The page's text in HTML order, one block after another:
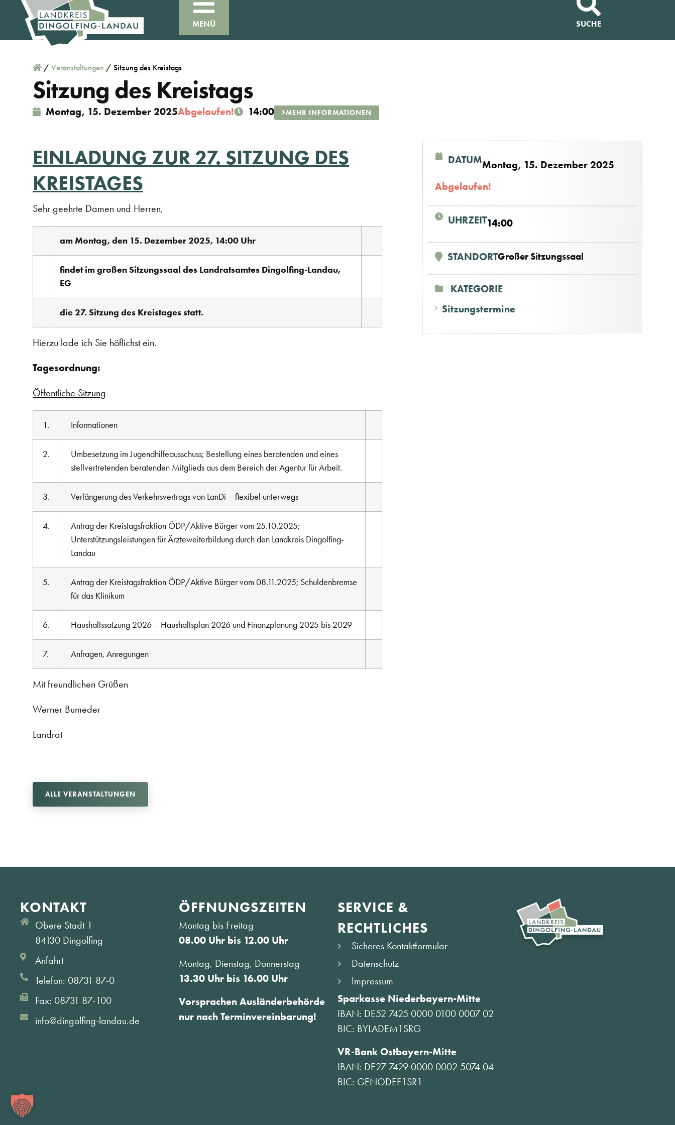
MENÜ SUCHE
/ Veranstaltungen / Sitzung des Kreistags
Sitzung des Kreistags
Montag, 15. Dezember 2025Abgelaufen! 14:00 MEHR INFORMATIONEN
EINLADUNG ZUR 27. SITZUNG DES
KREISTAGES
Sehr geehrte Damen und Herren,
am Montag, den 15. Dezember 2025, 14:00 Uhr
findet im großen Sitzungssaal des Landratsamtes Dingolfing-Landau,
EG
die 27. Sitzung des Kreistages statt.
Hierzu lade ich Sie höflichst ein.
Tagesordnung:
Öffentliche Sitzung
1. Informationen
2.
Umbesetzung im Jugendhilfeausschuss; Bestellung eines beratenden und eines
stellvertretenden beratenden Mitglieds aus dem Bereich der Agentur für Arbeit.
3. Verlängerung des Verkehrsvertrags von LanDi – flexibel unterwegs
4.
Antrag der Kreistagsfraktion ÖDP/Aktive Bürger vom 25.10.2025;
Unterstützungsleistungen für Ärzteweiterbildung durch den Landkreis Dingolfing-
Landau
5.
Antrag der Kreistagsfraktion ÖDP/Aktive Bürger vom 08.11.2025; Schuldenbremse
für das Klinikum
6. Haushaltssatzung 2026 – Haushaltsplan 2026 und Finanzplanung 2025 bis 2029
7. Anfragen, Anregungen
Mit freundlichen Grüßen
Werner Bumeder
Landrat
ALLE VERANSTALTUNGEN
DATUMMontag, 15. Dezember 2025
Abgelaufen!
UHRZEIT14:00
STANDORTGroßer Sitzungssaal
KATEGORIE
Sitzungstermine
KONTAKT
Obere Stadt 1
84130 Dingolfing
Anfahrt
Telefon: 08731 87-0
Fax: 08731 87-100
info@dingolfing-landau.de
ÖFFNUNGS­ZEITEN
Montag bis Freitag
08.00 Uhr bis 12.00 Uhr
Montag, Dienstag, Donnerstag
13.30 Uhr bis 16.00 Uhr
Vorsprachen Ausländerbehörde
nur nach Terminvereinbarung!
SERVICE &
RECHTLICHES
Sicheres Kontaktformular
Datenschutz
Impressum
Sparkasse Niederbayern-Mitte
IBAN: DE52 7425 0000 0100 0007 02
BIC: BYLADEM1SRG
VR-Bank Ostbayern-Mitte
IBAN: DE27 7429 0000 0002 5074 04
BIC: GENODEF1SR1